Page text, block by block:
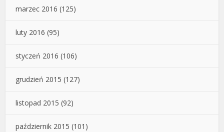
marzec 2016 (125)
luty 2016 (95)
styczeń 2016 (106)
grudzień 2015 (127)
listopad 2015 (92)
październik 2015 (101)